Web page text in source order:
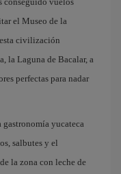
el Museo de la
civilización
la Laguna de Bacalar, a
perfectas para nadar
gastronomía yucateca
salbutes y el
la zona con leche de